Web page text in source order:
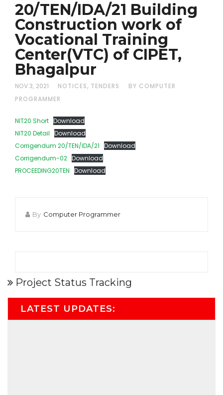
20/TEN/IDA/21 Building
Construction work of
Vocational Training
Center(VTC) of CIPET,
Bhagalpur
NOV 3, 2021 NOTICES, TENDERS
BY COMPUTER
PROGRAMMER
NIT20 Short Download
NIT20 Detail Download
Corrigendum 20/TEN/IDA/21 Download
Corrigendum-02 Download
PROCEEDING20TEN Download
By Computer Programmer
Project Status Tracking
LATEST UPDATES: